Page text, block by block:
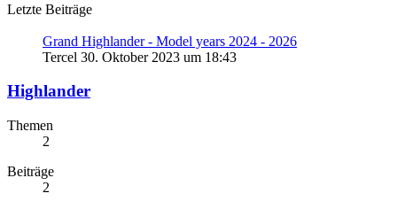
Letzte Beiträge
Grand Highlander - Model years 2024 - 2026
Tercel 30. Oktober 2023 um 18:43
Highlander
Themen
2
Beiträge
2